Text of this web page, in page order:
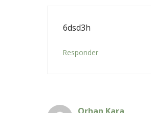
6dsd3h
Responder